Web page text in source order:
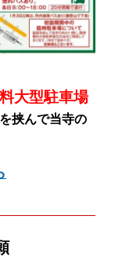
大型駐車場
挟んで当寺の